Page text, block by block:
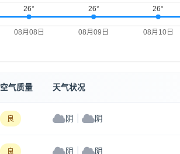
空气质量 天气状况
良 阴 阴
良 阴 阴